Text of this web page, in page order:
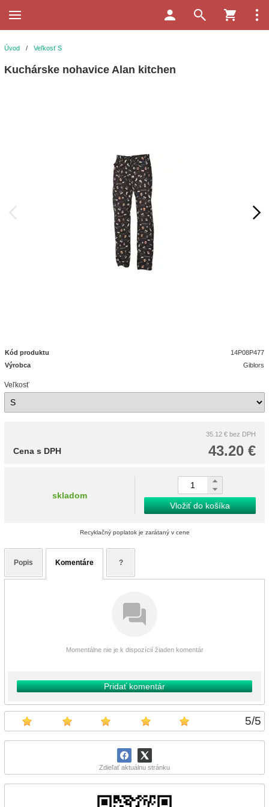
5/5
Zdieľať aktuálnu stránku
Úvod / Veľkosť S
Kuchárske nohavice Alan kitchen
Kód produktu
14P08P477
Výrobca
Giblors
Veľkosť
35.12 € bez DPH
43.20 €
Cena s DPH
skladom
Vložiť do košíka
Recyklačný poplatok je zarátaný v cene
Popis Komentáre ?
Momentálne nie je k dispozícií žiaden komentár
Pridať komentár